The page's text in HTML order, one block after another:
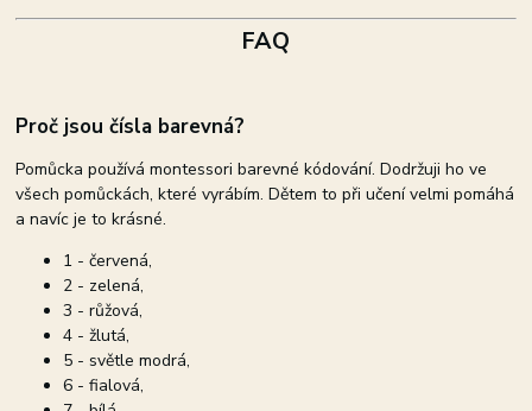
FAQ
Proč jsou čísla barevná?
Pomůcka používá montessori barevné kódování. Dodržuji ho ve
všech pomůckách, které vyrábím. Dětem to při učení velmi pomáhá
a navíc je to krásné.
1 - červená,
2 - zelená,
3 - růžová,
4 - žlutá,
5 - světle modrá,
6 - fialová,